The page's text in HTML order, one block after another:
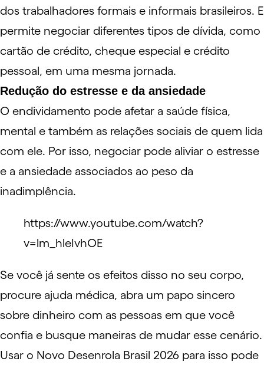
dos trabalhadores formais e informais brasileiros. E
permite negociar diferentes tipos de dívida, como
cartão de crédito, cheque especial e crédito
pessoal, em uma mesma jornada.
Redução do estresse e da ansiedade
O endividamento pode afetar a saúde física,
mental e também as relações sociais de quem lida
com ele. Por isso, negociar pode aliviar o estresse
e a ansiedade associados ao peso da
inadimplência.
https://www.youtube.com/watch?
v=lm_hleIvhOE
Se você já sente os efeitos disso no seu corpo,
procure ajuda médica, abra um papo sincero
sobre dinheiro com as pessoas em que você
confia e busque maneiras de mudar esse cenário.
Usar o Novo Desenrola Brasil 2026 para isso pode